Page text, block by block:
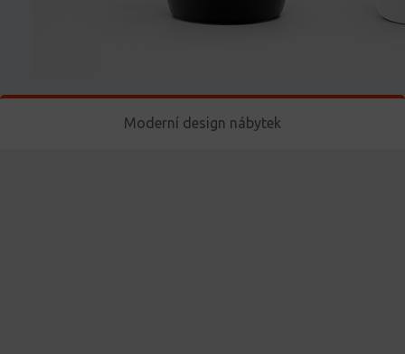
Moderní design nábytek